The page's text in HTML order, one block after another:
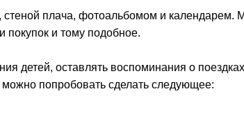
стеной плача, фотоальбомом и
покупок и тому подобное.
детей, оставлять воспоминания о
попробовать сделать следующее: